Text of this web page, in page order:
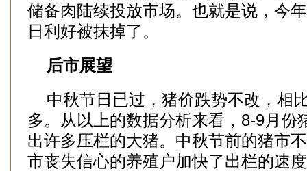
储备肉陆续投放市场。也就是说，今
日利好被抹掉了。
后市展望
中秋节日已过，猪价跌势不改，相
多。从以上的数据分析来看，8-9月份
出许多压栏的大猪。中秋节前的猪市
市丧失信心的养殖户加快了出栏的速